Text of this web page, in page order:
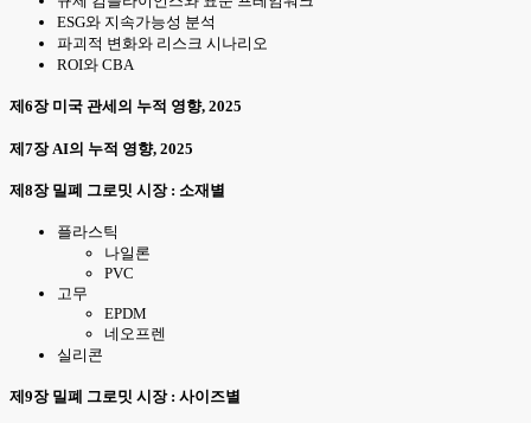
ESG와 지속가능성 분석
파괴적 변화와 리스크 시나리오
ROI와 CBA
제6장 미국 관세의 누적 영향, 2025
제7장 AI의 누적 영향, 2025
제8장 밀폐 그로밋 시장 : 소재별
플라스틱
나일론
PVC
고무
EPDM
네오프렌
실리콘
제9장 밀폐 그로밋 시장 : 사이즈별